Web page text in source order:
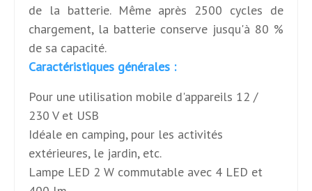
de la batterie. Même après 2500 cycles de
chargement, la batterie conserve jusqu'à 80 %
de sa capacité.
Caractéristiques générales :
Pour une utilisation mobile d'appareils 12 /
230 V et USB
Idéale en camping, pour les activités
extérieures, le jardin, etc.
Lampe LED 2 W commutable avec 4 LED et